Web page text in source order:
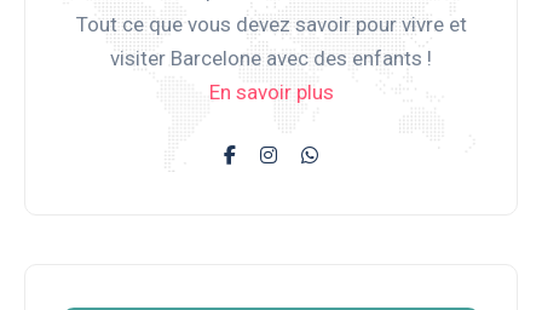
Tout ce que vous devez savoir pour vivre et
visiter Barcelone avec des enfants !
En savoir plus